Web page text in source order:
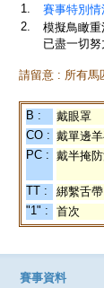
1.
賽事特別情
2.
模擬鳥瞰
已盡一切
請留意 : 所有馬
B : 戴眼罩
CO : 戴單邊
PC : 戴半掩
TT : 綁繫舌帶
"1" :
首次
賽事資料